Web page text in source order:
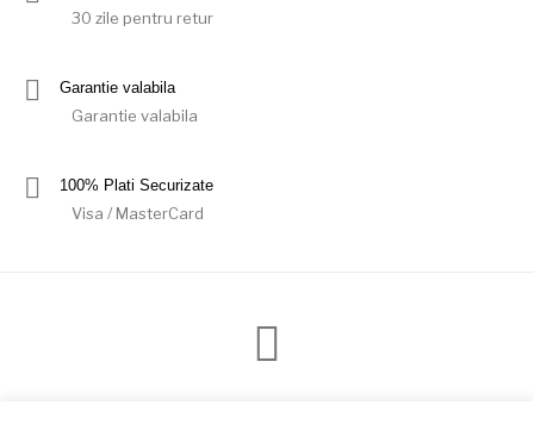
30 zile pentru retur
Garantie valabila
Garantie valabila
100% Plati Securizate
Visa / MasterCard